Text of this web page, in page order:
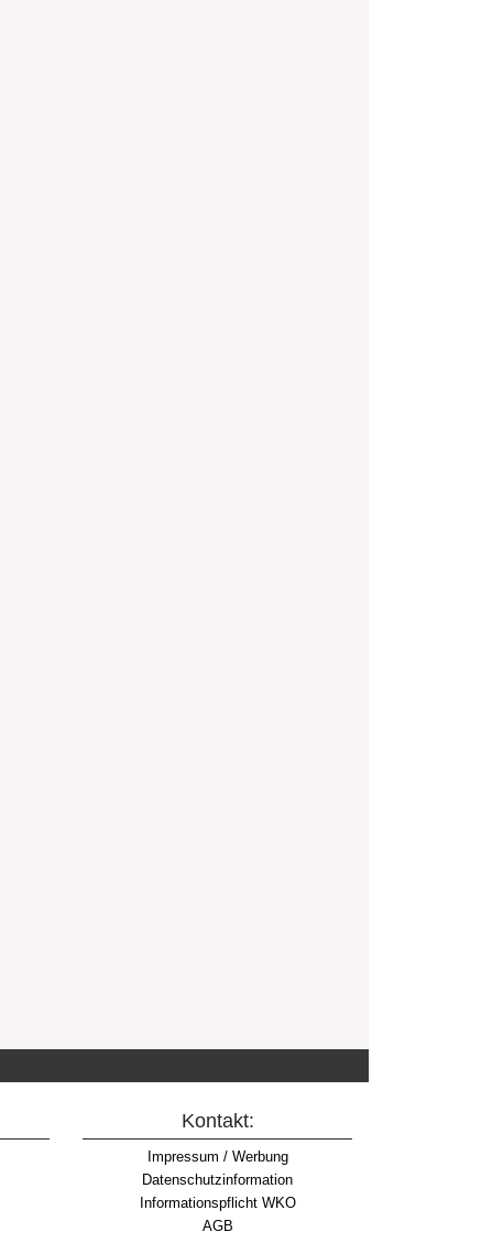
Kontakt:
Impressum / Werbung
Datenschutzinformation
Informationspflicht WKO
AGB